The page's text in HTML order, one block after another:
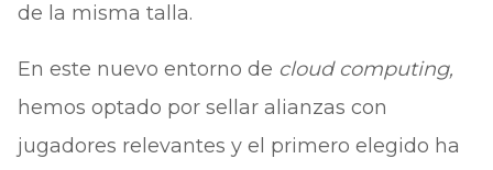
de la misma talla.
En este nuevo entorno de cloud computing,
hemos optado por sellar alianzas con
jugadores relevantes y el primero elegido ha